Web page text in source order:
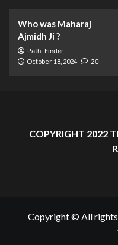
Who was Maharaj
Ajmidh Ji ?
Path-Finder
October 18, 2024 20
COPYRIGHT 2022
Copyright © All rights